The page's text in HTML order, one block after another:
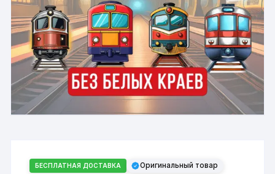
БЕСПЛАТНАЯ ДОСТАВКА Оригинальный товар